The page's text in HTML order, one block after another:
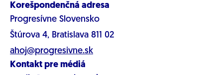
Korešpondenčná adresa
Progresívne Slovensko
Štúrova 4, Bratislava 811 02
ahoj@progresivne.sk
Kontakt pre médiá